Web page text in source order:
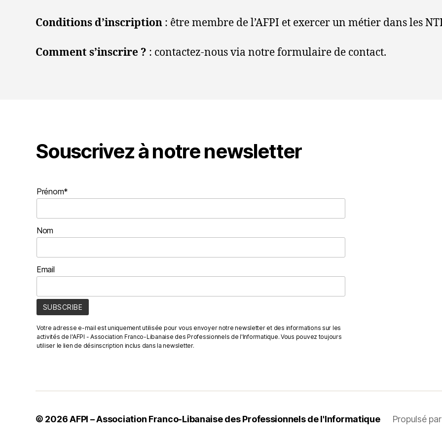
Conditions d’inscription : être membre de l’AFPI et exercer un métier dans les
Comment s’inscrire ? : contactez-nous via notre formulaire de contact.
Souscrivez à notre newsletter
Prénom*
Nom
Email
Votre adresse e-mail est uniquement utilisée pour vous envoyer notre newsletter et des informations sur les
activités de l'AFPI - Association Franco-Libanaise des Professionnels de l'Informatique. Vous pouvez toujours
utiliser le lien de désinscription inclus dans la newsletter.
© 2026AFPI – Association Franco-Libanaise des Professionnels de l'Informatique Propulsé